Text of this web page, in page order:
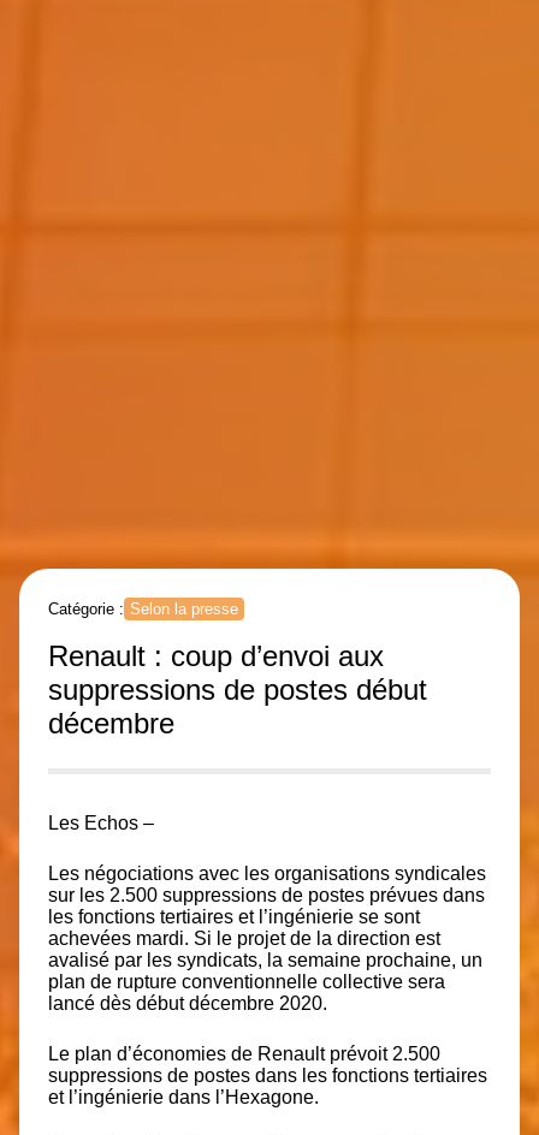
Catégorie : Selon la presse
Renault : coup d’envoi aux
suppressions de postes début
décembre
Les Echos –
Les négociations avec les organisations syndicales
sur les 2.500 suppressions de postes prévues dans
les fonctions tertiaires et l’ingénierie se sont
achevées mardi. Si le projet de la direction est
avalisé par les syndicats, la semaine prochaine, un
plan de rupture conventionnelle collective sera
lancé dès début décembre 2020.
Le plan d’économies de Renault prévoit 2.500
suppressions de postes dans les fonctions tertiaires
et l’ingénierie dans l’Hexagone.